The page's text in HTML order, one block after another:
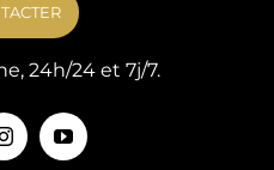
24h/24 et 7j/7.